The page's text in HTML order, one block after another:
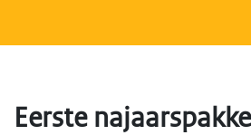
Eerste